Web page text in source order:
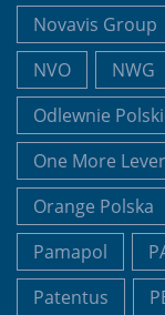
Novavis Group
NVO
NWG
Odlewnie
One More Lever
Orange Polska
Pamapol
Patentus